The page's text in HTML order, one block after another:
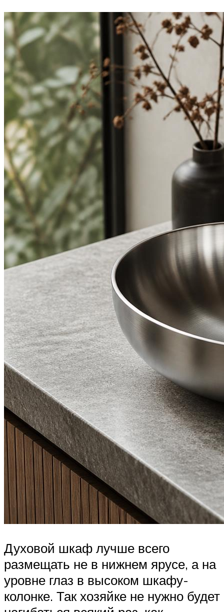
Духовой шкаф лучше всего
размещать не в нижнем ярусе, а на
уровне глаз в высоком шкафу-
колонке. Так хозяйке не нужно будет